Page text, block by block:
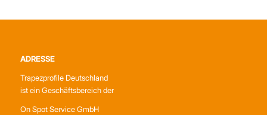
ADRESSE
Trapezprofile Deutschland
ist ein Geschäftsbereich der
On Spot Service GmbH